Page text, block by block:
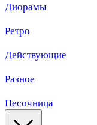
Диорамы
Ретро
Действующие
Разное
Песочница